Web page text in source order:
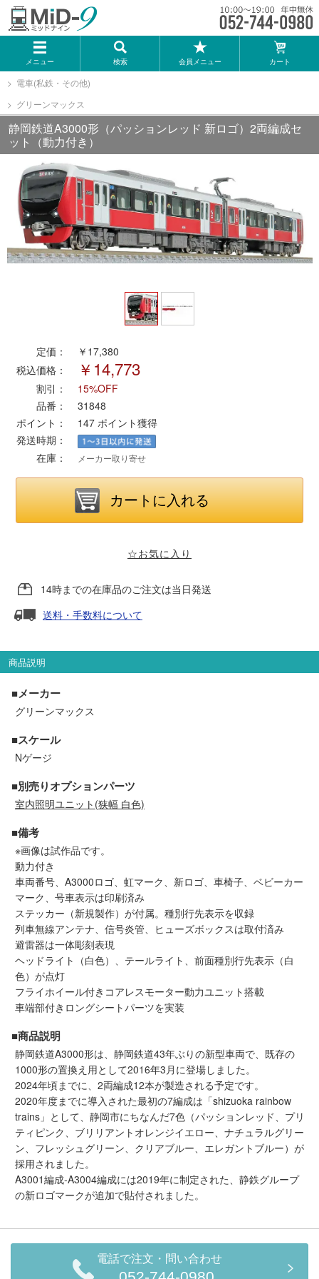
メニュー 検索 会員メニュー カート
メーカー一覧
TOMIX
KATO
GREENMAX
トミーテック
マイクロエース
タカラトミー（プラレール）
ポポンデッタ
MODEMO(モデモ)
さんけい
天賞堂
セール品・キャンペーン
セール商品
走行エリア別 鉄道模型車両リスト
北海道・東北
中部
中国・四国
お役立ち情報
鉄道模型の情報 商品レビュー
メルマガ登録 LINEお友達登録
ご注文方法
ヘルプページ
お問い合せ
ログイン/マイページ
電車(私鉄・その他)
グリーンマックス
静岡鉄道A3000形（パッションレッド 新ロゴ）2両編成セ
ット（動力付き）
定価：
￥17,380
税込価格：
￥14,773
割引：
15%OFF
品番：
31848
ポイント：
147 ポイント獲得
発送時期：
在庫：
メーカー取り寄せ
☆お気に入り
14時までの在庫品のご注文は当日発送
送料・手数料について
商品説明
■メーカー
グリーンマックス
■スケール
Nゲージ
■別売りオプションパーツ
室内照明ユニット(狭幅 白色)
■備考
※画像は試作品です。
動力付き
車両番号、A3000ロゴ、虹マーク、新ロゴ、車椅子、ベビーカー
マーク、号車表示は印刷済み
ステッカー（新規製作）が付属。種別行先表示を収録
列車無線アンテナ、信号炎管、ヒューズボックスは取付済み
避雷器は一体彫刻表現
ヘッドライト（白色）、テールライト、前面種別行先表示（白
色）が点灯
フライホイール付きコアレスモーター動力ユニット搭載
車端部付きロングシートパーツを実装
■商品説明
静岡鉄道A3000形は、静岡鉄道43年ぶりの新型車両で、既存の
1000形の置換え用として2016年3月に登場しました。
2024年頃までに、2両編成12本が製造される予定です。
2020年度までに導入された最初の7編成は「shizuoka rainbow
trains」として、静岡市にちなんだ7色（パッションレッド、プリ
ティピンク、ブリリアントオレンジイエロー、ナチュラルグリー
ン、フレッシュグリーン、クリアブルー、エレガントブルー）が
採用されました。
A3001編成-A3004編成には2019年に制定された、静鉄グループ
の新ロゴマークが追加で貼付されました。
電話で注文・問い合わせ